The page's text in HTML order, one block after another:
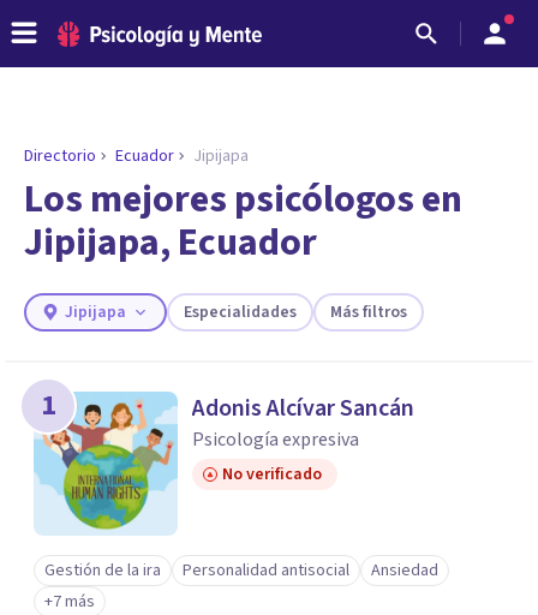
ENCONTRAR MI TERAPEUTA
¿Necesitas ayuda para encontrar el
psicólogo adecuado?
Responde a unas breves preguntas y te ofreceremos
los profesionales que más se ajustan a tus
necesidades.
Directorio Ecuador Jipijapa
Los mejores psicólogos en
Jipijapa, Ecuador
Jipijapa Especialidades Más filtros
1 Adonis Alcívar Sancán
Psicología expresiva
No verificado
Gestión de la ira Personalidad antisocial
Ansiedad
+7 más